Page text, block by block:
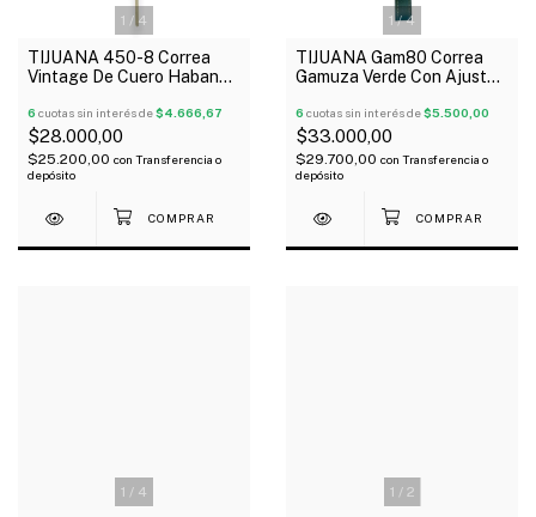
1 / 4
TIJUANA 450-8 Correa
Vintage De Cuero Habano
6 cuotas sin interés de$4.666,67
$28.000,00
$25.200,00 con Transferencia o
depósito
1/4
TIJUANA Gam80 Correa
Gamuza Verde Con Ajuste
6 cuotas sin interés de$5.500,00
$33.000,00
$29.700,00 con Transferencia o
depósito
1 / 4 1 / 2